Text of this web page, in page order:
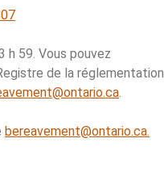
59. Vous pouvez
de la réglementation
bereavement@ontario.ca.